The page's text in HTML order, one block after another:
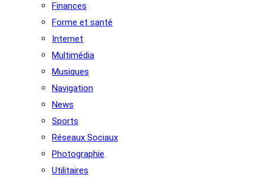
Finances
Forme et santé
Internet
Multimédia
Musiques
Navigation
News
Sports
Réseaux Sociaux
Photographie
Utilitaires